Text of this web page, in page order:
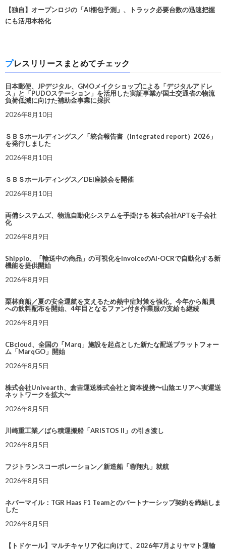
【独自】オープンロジの「AI梱包予測」、トラック必要台数の迅速把握
にも活用本格化
プレスリリースまとめてチェック
日本郵便、JPデジタル、GMOメイクショップによる「デジタルアドレ
ス」と「PUDOステーション」を活用した実証事業が国土交通省の物流
負荷低減に向けた補助金事業に採択
2026年8月10日
ＳＢＳホールディングス／「統合報告書（Integrated report）2026」
を発行しました
2026年8月10日
ＳＢＳホールディングス／DEI座談会を開催
2026年8月10日
両備システムズ、物流自動化システムを手掛ける 株式会社APTを子会社
化
2026年8月9日
Shippio、「輸送中の商品」の可視化をInvoiceのAI-OCRで自動化する新
機能を提供開始
2026年8月9日
栗林商船／夏の安全運航を支えるため熱中症対策を強化。今年から船員
への飲料配布を開始、4年目となるファン付き作業服の支給も継続
2026年8月9日
CBcloud、全国の「Marq」施設を起点とした新たな配送プラットフォー
ム「MarqGO」開始
2026年8月5日
株式会社Univearth、倉吉運送株式会社と資本提携〜山陰エリアへ実運送
ネットワークを拡大〜
2026年8月5日
川崎重工業／ばら積運搬船「ARISTOS II」の引き渡し
2026年8月5日
フジトランスコーポレーション／新造船「蓉翔丸」就航
2026年8月5日
ネバーマイル：TGR Haas F1 Teamとのパートナーシップ契約を締結しま
した
2026年8月5日
【トドケール】マルチキャリア化に向けて、2026年7月よりヤマト運輸